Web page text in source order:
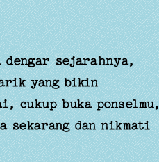
dengar sejarahnya,
yang bikin
cukup buka ponselmu,
sekarang dan nikmati